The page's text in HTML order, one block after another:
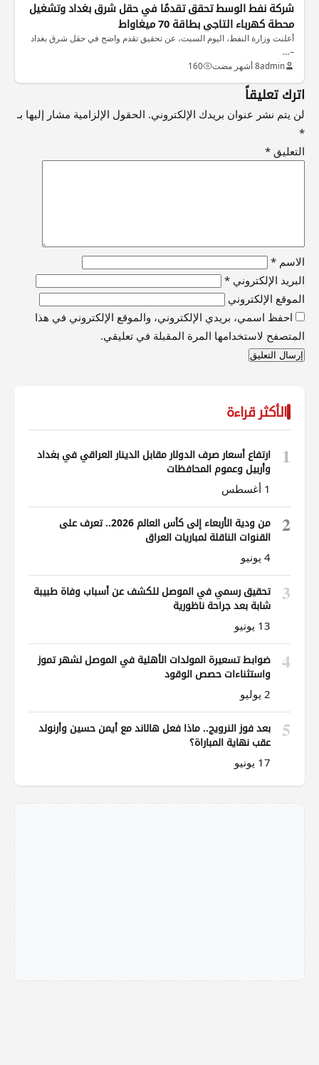
شركة نفط الوسط تحقق تقدمًا في حقل شرق بغداد وتشغيل
محطة كهرباء التاجي بطاقة 70 ميغاواط
أعلنت وزارة النفط، اليوم السبت، عن تحقيق تقدم واضح في حقل شرق بغداد
–…
admin8 أشهر مضت 160
اترك تعليقاً
لن يتم نشر عنوان بريدك الإلكتروني. الحقول الإلزامية مشار إليها بـ
*
التعليق *
الاسم *
البريد الإلكتروني *
الموقع الإلكتروني
احفظ اسمي، بريدي الإلكتروني، والموقع الإلكتروني في هذا
المتصفح لاستخدامها المرة المقبلة في تعليقي.
الأكثر قراءة
1
ارتفاع أسعار صرف الدولار مقابل الدينار العراقي في بغداد
وأربيل وعموم المحافظات
1 أغسطس
2
من ودية الأربعاء إلى كأس العالم 2026.. تعرف على
القنوات الناقلة لمباريات العراق
4 يونيو
3
تحقيق رسمي في الموصل للكشف عن أسباب وفاة طبيبة
شابة بعد جراحة ناظورية
13 يونيو
4
ضوابط تسعيرة المولدات الأهلية في الموصل لشهر تموز
واستثناءات حصص الوقود
2 يوليو
5
بعد فوز النرويج.. ماذا فعل هالاند مع أيمن حسين وأرنولد
عقب نهاية المباراة؟
17 يونيو